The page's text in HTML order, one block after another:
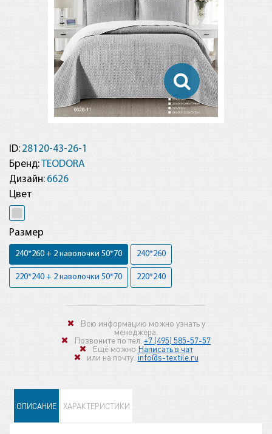
ID: 28120-43-26-1
Бренд:TEODORA
Дизайн: 6626
Цвет
Размер
240*260 + 2 наволочки 50*70 240*260
220*240 + 2 наволочки 50*70 220*240
Всю информацию можно узнать у
менеджера.
Позвоните по тел. +7 (495) 585-57-57
Ещё можно Написать в чат
или на почту:info@s-textile.ru
ОПИСАНИЕ ХАРАКТЕРИСТИКИ